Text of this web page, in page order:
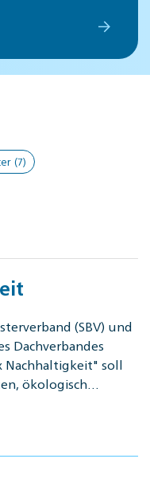
(7)
(SBV) und
Dachverbandes
Nachhaltigkeit" soll
ökologisch…